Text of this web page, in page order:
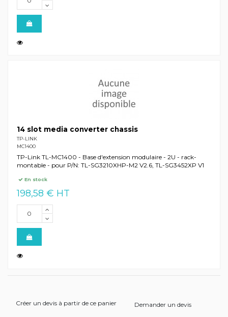
14 slot media converter chassis
TP-LINK
MC1400
TP-Link TL-MC1400 - Base d'extension modulaire - 2U - rack-
montable - pour P/N: TL-SG3210XHP-M2 V2.6, TL-SG3452XP V1
En stock
198,58 € HT
Créer un devis à partir de ce panier Demander un devis